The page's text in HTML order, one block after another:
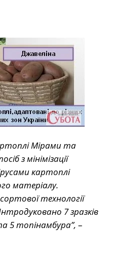
Мірами та
з мінімізації
картоплі
матеріалу.
технології
7 зразків
5 топінамбура”, –